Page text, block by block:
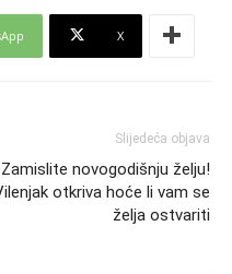
X
Slijedeća objava
Zamislite novogodišnju želju!
otkriva hoće li vam se
želja ostvariti